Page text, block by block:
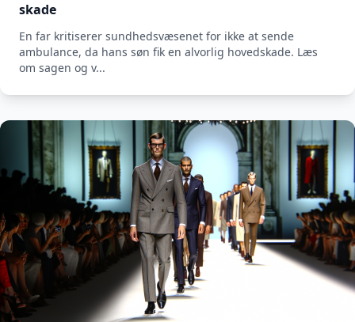
skade
En far kritiserer sundhedsvæsenet for ikke at sende
ambulance, da hans søn fik en alvorlig hovedskade. Læs
om sagen og v...